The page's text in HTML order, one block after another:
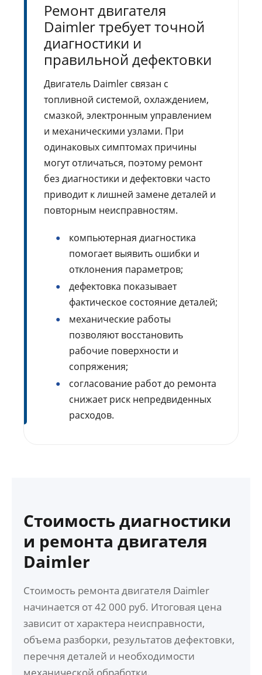
Ремонт двигателя
Daimler требует точной
диагностики и
правильной дефектовки
Двигатель Daimler связан с
топливной системой, охлаждением,
смазкой, электронным управлением
и механическими узлами. При
одинаковых симптомах причины
могут отличаться, поэтому ремонт
без диагностики и дефектовки часто
приводит к лишней замене деталей и
повторным неисправностям.
компьютерная диагностика
помогает выявить ошибки и
отклонения параметров;
дефектовка показывает
фактическое состояние деталей;
механические работы
позволяют восстановить
рабочие поверхности и
сопряжения;
согласование работ до ремонта
снижает риск непредвиденных
расходов.
Стоимость диагностики
и ремонта двигателя
Daimler
Стоимость ремонта двигателя Daimler
начинается от 42 000 руб. Итоговая цена
зависит от характера неисправности,
объема разборки, результатов дефектовки,
перечня деталей и необходимости